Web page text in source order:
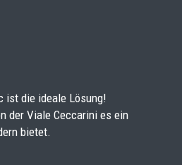
ist die ideale Lösung!
der Viale Ceccarini es ein
bietet.